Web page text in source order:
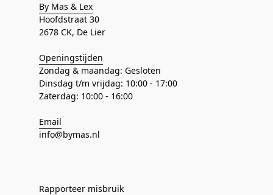
By Mas & Lex
Hoofdstraat 30
2678 CK, De Lier
Openingstijden
Zondag & maandag: Gesloten
Dinsdag t/m vrijdag: 10:00 - 17:00
Zaterdag: 10:00 - 16:00
Email
info@bymas.nl
Rapporteer misbruik